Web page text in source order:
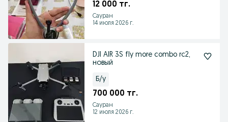
12 000 тг.
Сауран
14 июля 2026 г.
DJI AIR 3S fly more combo rc2,
новый
Б/у
700 000 тг.
Сауран
12 июля 2026 г.